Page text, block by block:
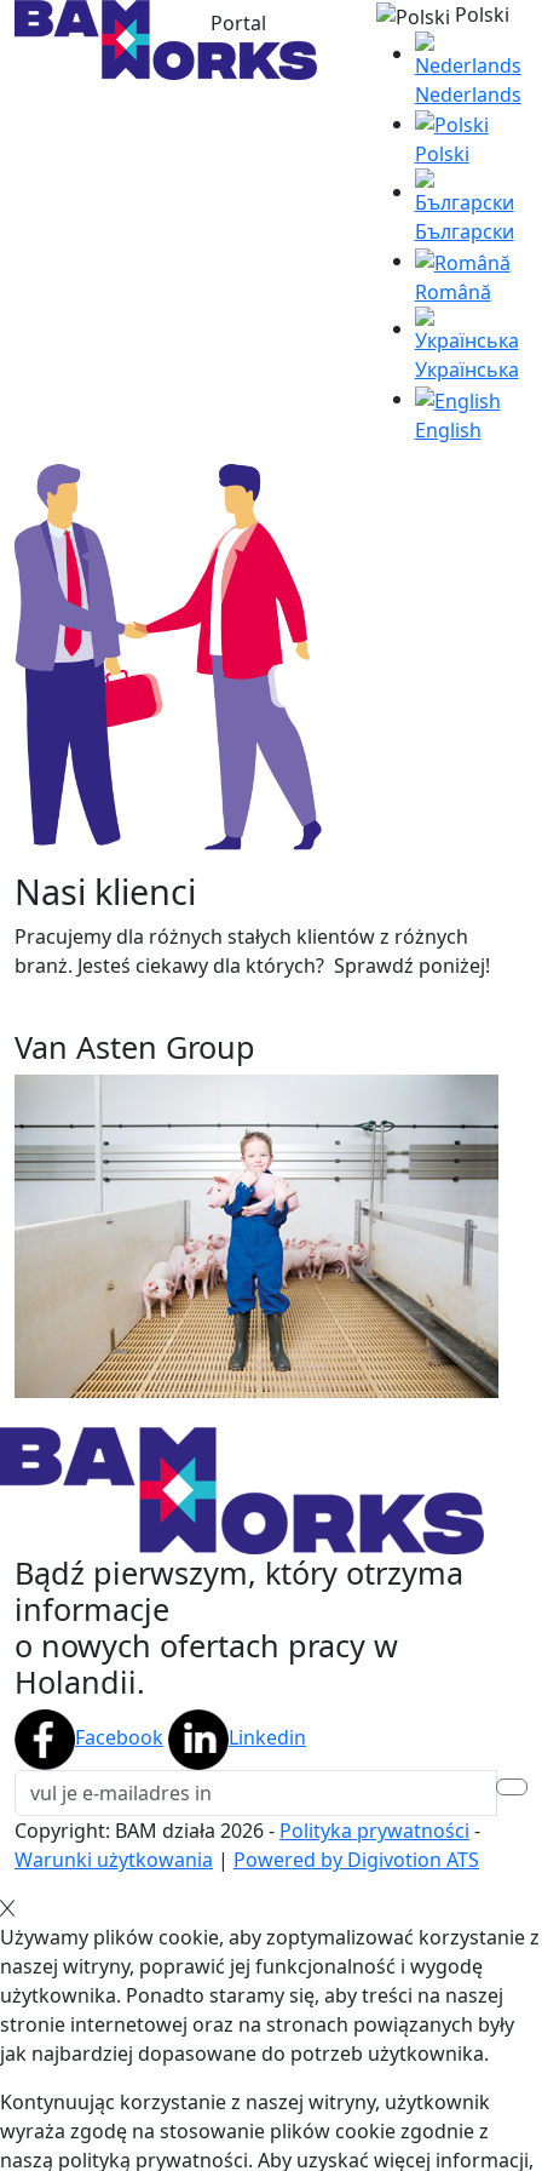
Portal Polski
Nederlands
Polski
Български
Română
Українська
English
Nasi klienci
Pracujemy dla różnych stałych klientów z różnych
branż. Jesteś ciekawy dla których? Sprawdź poniżej!
Van Asten Group
Bądź pierwszym, który otrzyma
informacje
o nowych ofertach pracy w
Holandii.
Facebook Linkedin
Copyright: BAM działa 2026- Polityka prywatności -
Warunki użytkowania | Powered by Digivotion ATS
Używamy plików cookie, aby zoptymalizować korzystanie z
naszej witryny, poprawić jej funkcjonalność i wygodę
użytkownika. Ponadto staramy się, aby treści na naszej
stronie internetowej oraz na stronach powiązanych były
jak najbardziej dopasowane do potrzeb użytkownika.
Kontynuując korzystanie z naszej witryny, użytkownik
wyraża zgodę na stosowanie plików cookie zgodnie z
naszą polityką prywatności. Aby uzyskać więcej informacji,